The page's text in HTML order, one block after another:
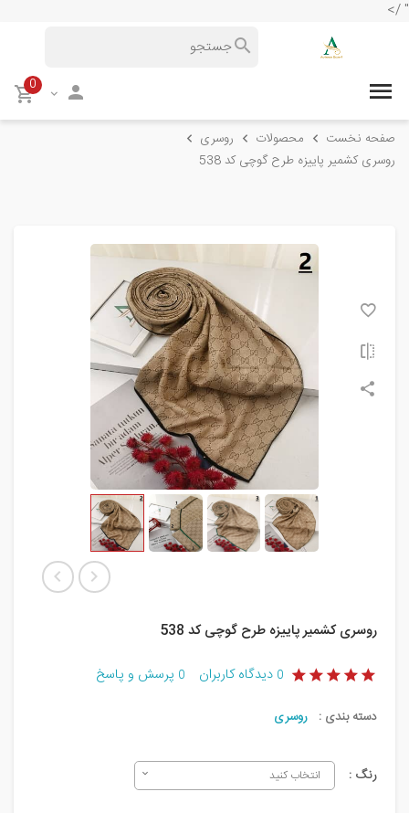
" />
0
صفحه نخست محصولات
روسری
روسری کشمیر پاییزه طرح گوچی کد 538
روسری کشمیر پاییزه طرح گوچی کد 538
0 دیدگاه کاربران 0 پرسش و پاسخ
دسته بندی : روسری
رنگ : انتخاب کنید